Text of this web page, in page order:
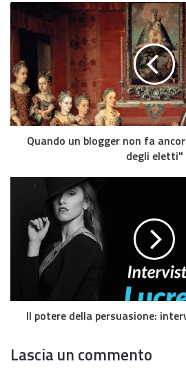
Quando un blogger non fa
degli eletti"
Il potere della persuasione:
Lascia un commento